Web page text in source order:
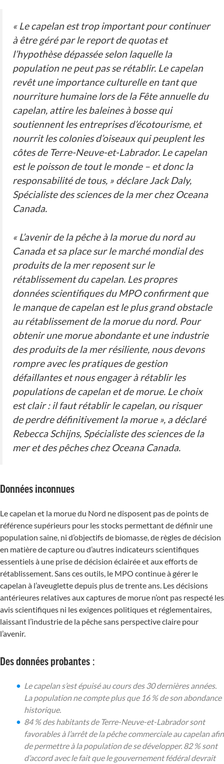
« Le capelan est trop important pour continuer
à être géré par le report de quotas et
l’hypothèse dépassée selon laquelle la
population ne peut pas se rétablir. Le capelan
revêt une importance culturelle en tant que
nourriture humaine lors de la Fête annuelle du
capelan, attire les baleines à bosse qui
soutiennent les entreprises d’écotourisme, et
nourrit les colonies d’oiseaux qui peuplent les
côtes de Terre-Neuve-et-Labrador. Le capelan
est le poisson de tout le monde – et donc la
responsabilité de tous, » déclare Jack Daly,
Spécialiste des sciences de la mer chez Oceana
Canada.
« L’avenir de la pêche à la morue du nord au
Canada et sa place sur le marché mondial des
produits de la mer reposent sur le
rétablissement du capelan. Les propres
données scientifiques du MPO confirment que
le manque de capelan est le plus grand obstacle
au rétablissement de la morue du nord. Pour
obtenir une morue abondante et une industrie
des produits de la mer résiliente, nous devons
rompre avec les pratiques de gestion
défaillantes et nous engager à rétablir les
populations de capelan et de morue. Le choix
est clair : il faut rétablir le capelan, ou risquer
de perdre définitivement la morue », a déclaré
Rebecca Schijns, Spécialiste des sciences de la
mer et des pêches chez Oceana Canada.
Données inconnues
Le capelan et la morue du Nord ne disposent pas de points de
référence supérieurs pour les stocks permettant de définir une
population saine, ni d’objectifs de biomasse, de règles de décision
en matière de capture ou d’autres indicateurs scientifiques
essentiels à une prise de décision éclairée et aux efforts de
rétablissement. Sans ces outils, le MPO continue à gérer le
capelan à l’aveuglette depuis plus de trente ans. Les décisions
antérieures relatives aux captures de morue n’ont pas respecté les
avis scientifiques ni les exigences politiques et réglementaires,
laissant l’industrie de la pêche sans perspective claire pour
l’avenir.
Des données probantes :
Le capelan s’est épuisé au cours des 30 dernières années.
La population ne compte plus que 16 % de son abondance
historique.
84 % des habitants de Terre-Neuve-et-Labrador sont
favorables à l’arrêt de la pêche commerciale au capelan afin
de permettre à la population de se développer. 82 % sont
d’accord avec le fait que le gouvernement fédéral devrait